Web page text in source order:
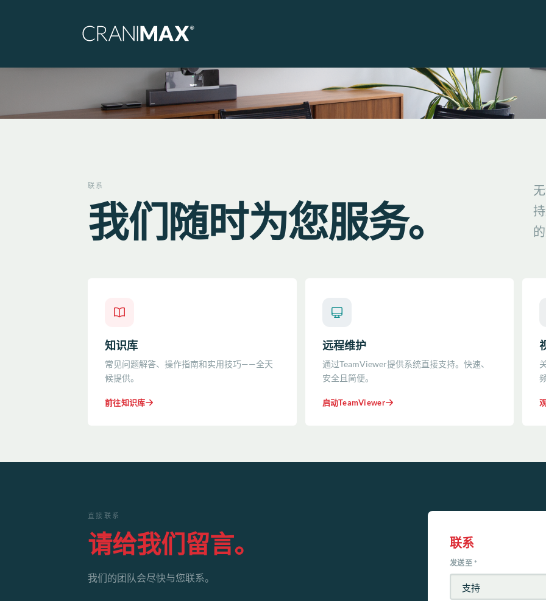
联系
我们随时为您服务。
知识库
常见问题解答、操作指南和实用技巧——全天
候提供。
前往知识库
远程维护
通过TeamViewer提供系统直接支持。快速、
安全且简便。
启动TeamViewer
直接联系
请给我们留言。
我们的团队会尽快与您联系。
联系
发送至 *